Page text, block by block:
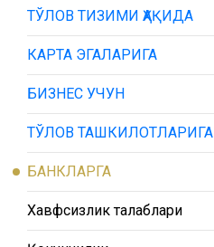
ТЎЛОВ ТИЗИМИ ҲАҚИДА
КАРТА ЭГАЛАРИГА
БИЗНЕС УЧУН
ТЎЛОВ ТАШКИЛОТЛАРИГА
БАНКЛАРГА
Хавфсизлик талаблари